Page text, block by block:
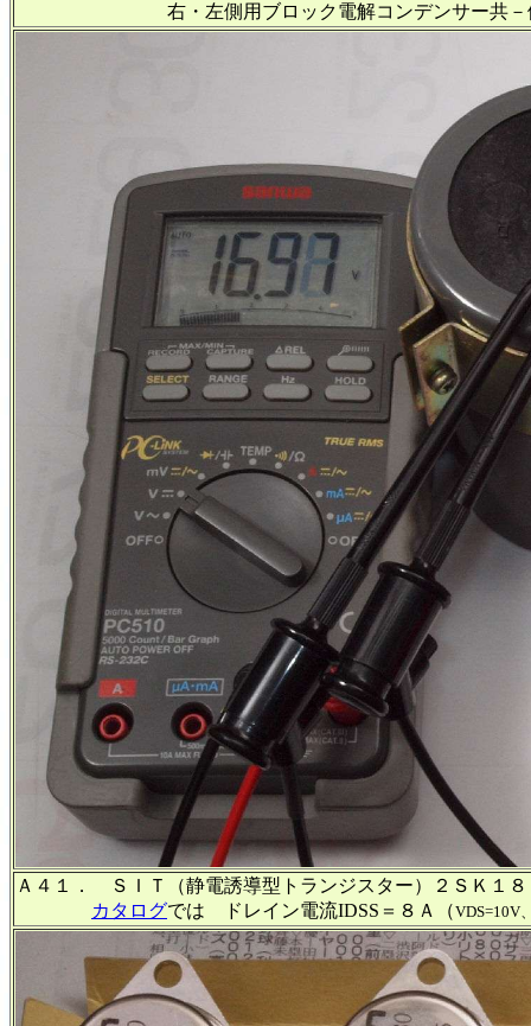
右・左側用ブロック電解コンデンサー共
Ａ４１．
ＳＩＴ（静電誘導型トランジスター）２ＳＫ１
カタログでは ドレイン電流IDSS＝８Ａ（VDS=10V